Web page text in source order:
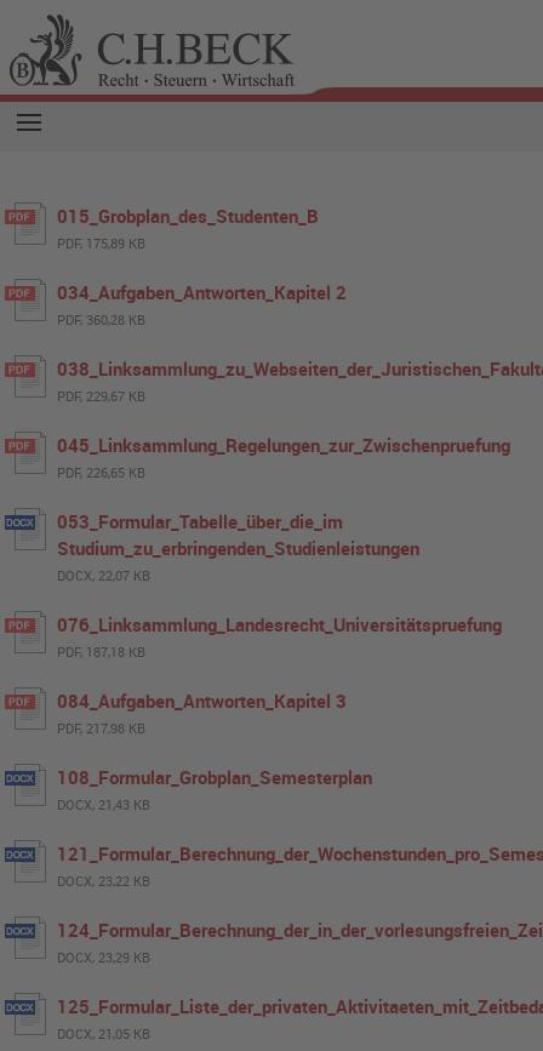
015_Grobplan_des_Studenten_B
PDF, 175,89 KB
034_Aufgaben_Antworten_Kapitel 2
PDF, 360,28 KB
PDF, 229,67 KB
045_Linksammlung_Regelungen_zur_Zwischenpruefung
PDF, 226,65 KB
053_Formular_Tabelle_über_die_im
Studium_zu_erbringenden_Studienleistungen
DOCX, 22,07 KB
076_Linksammlung_Landesrecht_Universitätspruefung
PDF, 187,18 KB
084_Aufgaben_Antworten_Kapitel 3
PDF, 217,98 KB
108_Formular_Grobplan_Semesterplan
DOCX, 21,43 KB
DOCX, 23,22 KB
DOCX, 23,29 KB
DOCX, 21,05 KB